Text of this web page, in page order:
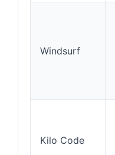
Windsurf
Kilo Code